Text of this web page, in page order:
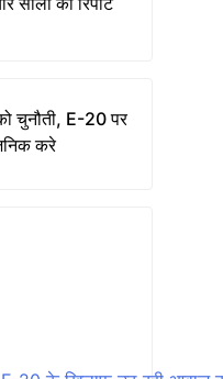
चुनौती, E-20 पर
करे